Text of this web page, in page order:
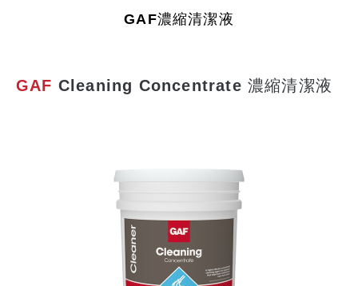
GAF濃縮清潔液
GAF Cleaning Concentrate 濃縮清潔液